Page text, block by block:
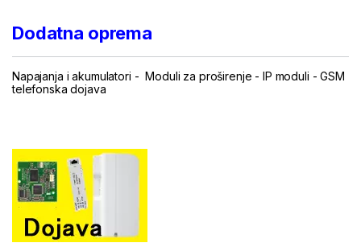
Dodatna oprema
Napajanja i akumulatori - Moduli za proširenje -IP moduli -GSM
telefonska dojava